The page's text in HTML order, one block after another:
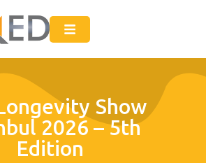
Show
2026 – 5th
Edition